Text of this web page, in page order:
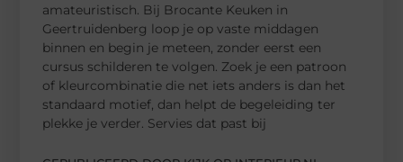
amateuristisch. Bij Brocante Keuken in
Geertruidenberg loop je op vaste middagen
binnen en begin je meteen, zonder eerst een
cursus schilderen te volgen. Zoek je een patroon
of kleurcombinatie die net iets anders is dan het
standaard motief, dan helpt de begeleiding ter
plekke je verder. Servies dat past bij